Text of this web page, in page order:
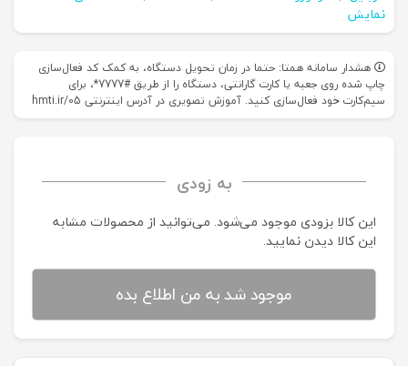
نمایش
هشدار سامانه همتا: حتما در زمان تحویل دستگاه، به کمک کد فعال‌سازی
چاپ شده روی جعبه یا کارت گارانتی، دستگاه را از طریق #7777*، برای
سیم‌کارت خود فعال‌سازی کنید. آموزش تصویری در آدرس اینترنتی hmti.ir/05
به زودی
این کالا بزودی موجود می‌شود. می‌توانید از محصولات مشابه
این کالا دیدن نمایید.
موجود شد به من اطلاع بده